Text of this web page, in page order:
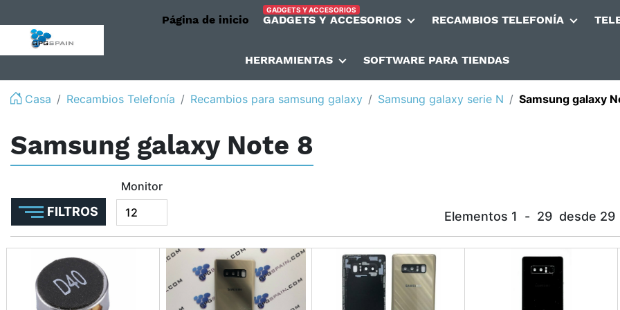
Página de inicio GADGETS Y ACCESORIOS
GADGETS Y ACCESORIOS
RECAMBIOS TELEFONÍA
HERRAMIENTAS SOFTWARE PARA TIENDAS
Casa Recambios Telefonía Recambios para samsung galaxy Samsung galaxy serie N Samsung galaxy
Samsung galaxy Note 8
FILTROS Elementos 1 - 29 desde 29
Monitor